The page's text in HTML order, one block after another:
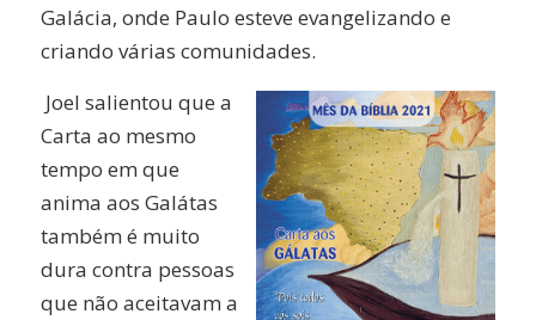
Galácia, onde Paulo esteve evangelizando e
criando várias comunidades.
Joel salientou que a
Carta ao mesmo
tempo em que
anima aos Galátas
também é muito
dura contra pessoas
que não aceitavam a